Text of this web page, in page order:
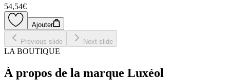
54,54€
Ajouter
Previous slide Next slide
LA BOUTIQUE
À propos de la marque Luxéol